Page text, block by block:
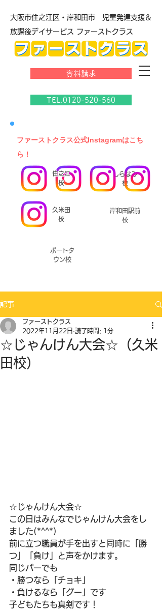
大阪市住之江区・岸和田市 児童発達支援＆
放課後デイサービス ファーストクラス
資料請求
TEL.0120-520-560
​ファーストクラス公式Instagramはこち
ら！
しらなみ
校
久米田
校
岸和田駅前
校
ポートタ
ウン校
住之江
校
記事
☆じゃんけん大会☆（久米
田校）
ファーストクラス
2022年11月22日 読了時間: 1分
☆じゃんけん大会☆
この日はみんなでじゃんけん大会をし
ました(*^^*)
前に立つ職員が手を出すと同時に「勝
つ」「負け」と声をかけます。
同じパーでも
・勝つなら「チョキ」
・負けるなら「グー」です
子どもたちも真剣です！